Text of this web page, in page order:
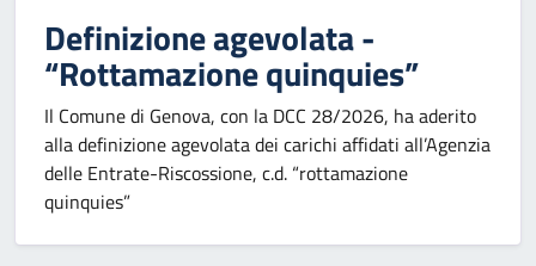
Definizione agevolata -
“Rottamazione quinquies”
Il Comune di Genova, con la DCC 28/2026, ha aderito
alla definizione agevolata dei carichi affidati all’Agenzia
delle Entrate-Riscossione, c.d. “rottamazione
quinquies”